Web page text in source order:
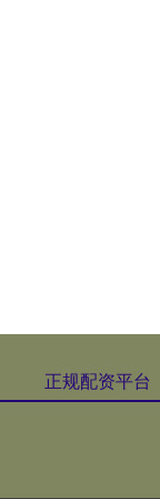
正规配资平台